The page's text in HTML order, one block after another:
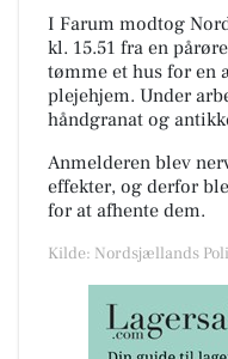
I Farum modtog
kl. 15.51 fra en
tømme et hus for en
plejehjem. Under
håndgranat og
Anmelderen blev
effekter, og derfor
for at afhente dem.
Kilde: Nordsjællands